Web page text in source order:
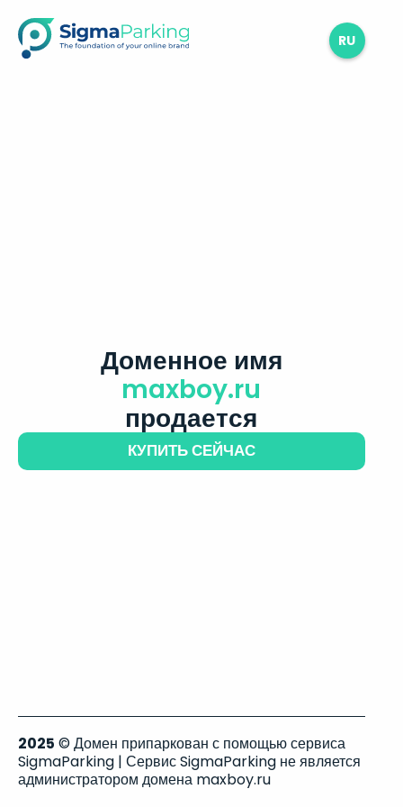
RU
Доменное имя
maxboy.ru
продается
КУПИТЬ СЕЙЧАС
2025 © Домен припаркован с помощью сервиса
SigmaParking | Сервис SigmaParking не является
администратором домена maxboy.ru